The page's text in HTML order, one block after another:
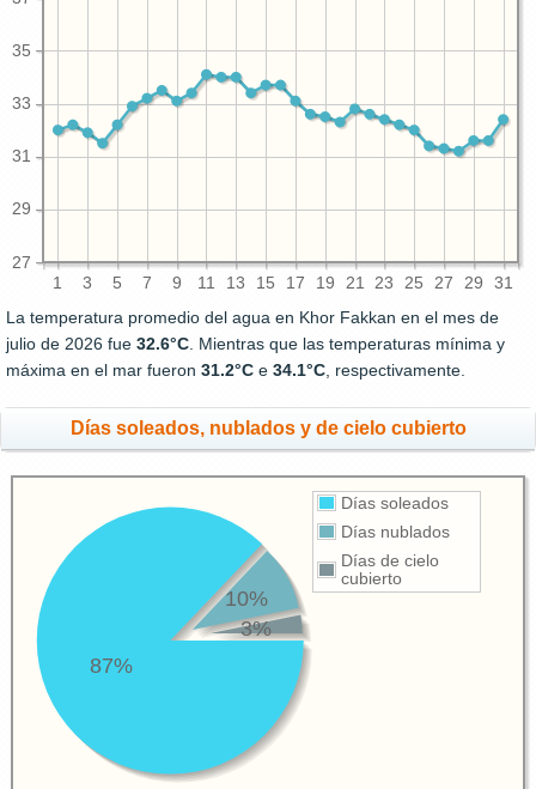
1 3 5 7 9 11 13 15 17 19 21 23 25 27 29 31
27
29
31
33
35
La temperatura promedio del agua en Khor Fakkan en el mes de
julio de 2026 fue 32.6°C . Mientras que las temperaturas mínima y
máxima en el mar fueron 31.2°C e 34.1°C , respectivamente.
Días soleados, nublados y de cielo cubierto
Días soleados
Días nublados
Días de cielo
cubierto
87%
10%
3%